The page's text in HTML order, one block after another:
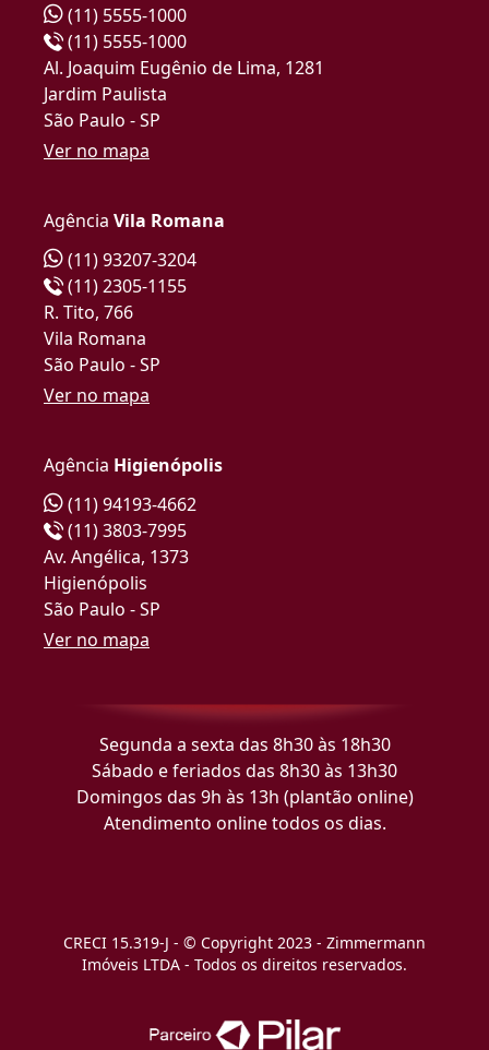
(11) 5555-1000
(11) 5555-1000
Al. Joaquim Eugênio de Lima, 1281
Jardim Paulista
São Paulo - SP
Ver no mapa
Agência Vila Romana
(11) 93207-3204
(11) 2305-1155
R. Tito, 766
Vila Romana
São Paulo - SP
Ver no mapa
Agência Higienópolis
(11) 94193-4662
(11) 3803-7995
Av. Angélica, 1373
Higienópolis
São Paulo - SP
Ver no mapa
Segunda a sexta das 8h30 às 18h30
Sábado e feriados das 8h30 às 13h30
Domingos das 9h às 13h (plantão online)
Atendimento online todos os dias.
CRECI 15.319-J - © Copyright 2023 - Zimmermann
Imóveis LTDA - Todos os direitos reservados.